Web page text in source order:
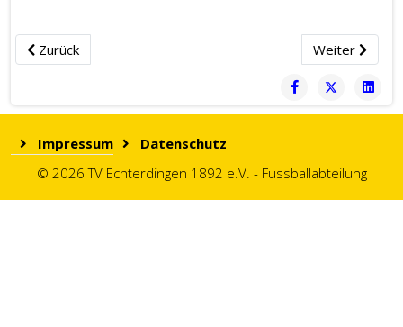
Vorheriger Beitrag: Schade...Halbfinale leider verloren!
Zurück Nächster
Weiter
Impressum
Datenschutz
© 2026 TV Echterdingen 1892 e.V. - Fussballabteilung